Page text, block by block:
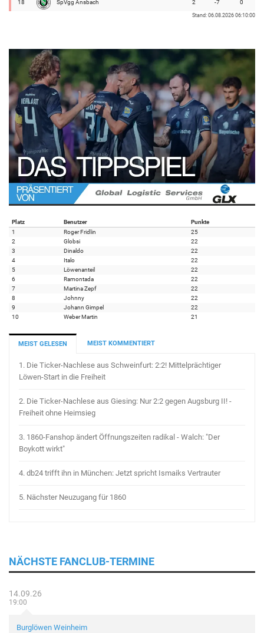
18 SpVgg Ansbach 2 -7 0
Stand: 06.08.2026 06:10:00
Platz Benutzer
Punkte
1
Roger Fridlin
25
2
Globsi
22
3
Dinaldo
22
4
Italo
22
5
Löwenanteil
22
6
Ramontada
22
7
Martina Zepf
22
8
Johnny
22
9
Johann Gimpel
22
10
Weber Martin 21
MEIST GELESEN MEIST KOMMENTIERT
1. Die Ticker-Nachlese aus Schweinfurt: 2:2! Mittelprächtiger
Löwen-Start in die Freiheit
2. Die Ticker-Nachlese aus Giesing: Nur 2:2 gegen Augsburg II! -
Freiheit ohne Heimsieg
3. 1860-Fanshop ändert Öffnungszeiten radikal - Walch: "Der
Boykott wirkt"
4. db24 trifft ihn in München: Jetzt spricht Ismaiks Vertrauter
5. Nächster Neuzugang für 1860
NÄCHSTE FANCLUB-TERMINE
14.09.26
19:00
Burglöwen Weinheim